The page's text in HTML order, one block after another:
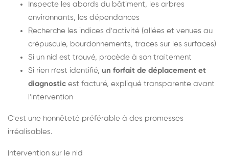
Inspecte les abords du bâtiment, les arbres
environnants, les dépendances
Recherche les indices d'activité (allées et venues au
crépuscule, bourdonnements, traces sur les surfaces)
Si un nid est trouvé, procède à son traitement
Si rien n'est identifié, un forfait de déplacement et
diagnostic est facturé, expliqué transparente avant
l'intervention
C'est une honnêteté préférable à des promesses
irréalisables.
Intervention sur le nid